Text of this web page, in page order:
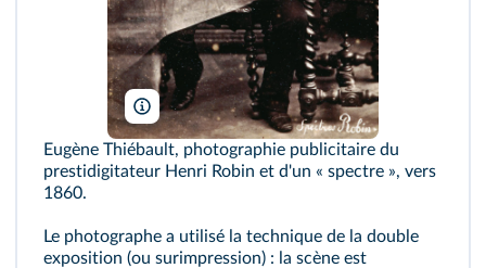
Collection S.Kakou/Kharbine-Tapabor
Eugène Thiébault, photographie publicitaire du
prestidigitateur Henri Robin et d'un « spectre », vers
1860.
Le photographe a utilisé la technique de la double
exposition (ou surimpression) : la scène est